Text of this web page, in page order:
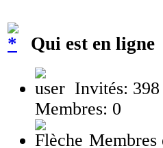
Qui est en ligne
Invités: 398
Membres: 0
Membres